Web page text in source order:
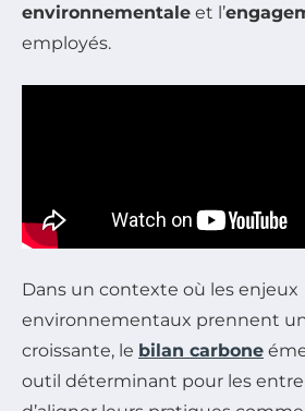
environnementale et l’
employés.
Dans un contexte où les enjeux
environnementaux prennent
croissante, le bilan carbone
outil déterminant pour les